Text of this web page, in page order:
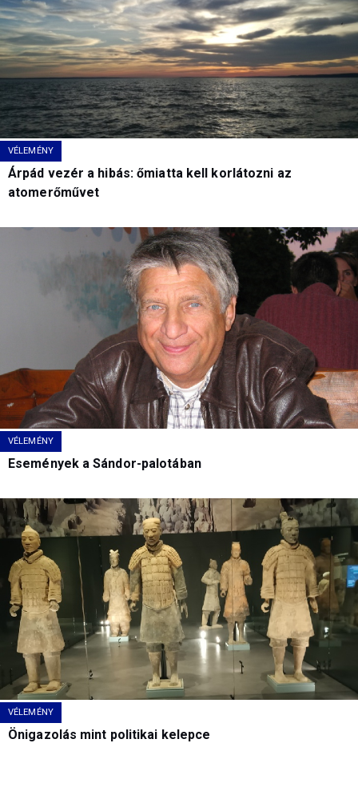
VÉLEMÉNY
Árpád vezér a hibás: őmiatta kell korlátozni az
atomerőművet
VÉLEMÉNY
Események a Sándor-palotában
VÉLEMÉNY
Önigazolás mint politikai kelepce